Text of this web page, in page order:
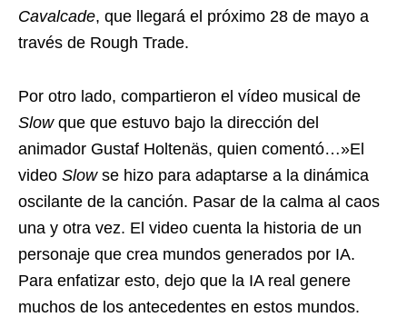
Cavalcade, que llegará el próximo 28 de mayo a
través de Rough Trade.
Por otro lado, compartieron el vídeo musical de
Slowque que estuvo bajo la dirección del
animador Gustaf Holtenäs, quien comentó…»El
video Slowse hizo para adaptarse a la dinámica
oscilante de la canción. Pasar de la calma al caos
una y otra vez. El video cuenta la historia de un
personaje que crea mundos generados por IA.
Para enfatizar esto, dejo que la IA real genere
muchos de los antecedentes en estos mundos.